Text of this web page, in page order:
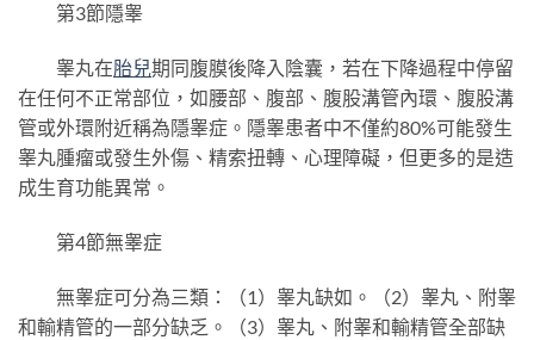
第3節隱睾
睾丸在胎兒期同腹膜後降入陰囊，若在下降過程中停留
在任何不正常部位，如腰部、腹部、腹股溝管內環、腹股溝
管或外環附近稱為隱睾症。隱睾患者中不僅約80%可能發生
睾丸腫瘤或發生外傷、精索扭轉、心理障礙，但更多的是造
成生育功能異常。
第4節無睾症
無睾症可分為三類：（1）睾丸缺如。（2）睾丸、附睾
和輸精管的一部分缺乏。（3）睾丸、附睾和輸精管全部缺